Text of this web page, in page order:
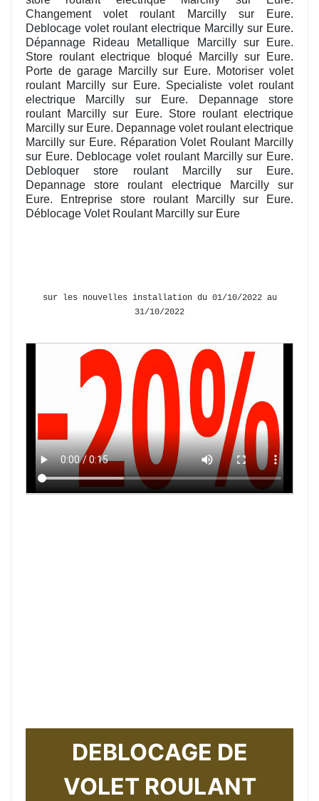
Changement volet roulant Marcilly sur Eure.
Deblocage volet roulant electrique Marcilly sur Eure.
Dépannage Rideau Metallique Marcilly sur Eure.
Store roulant electrique bloqué Marcilly sur Eure.
Porte de garage Marcilly sur Eure. Motoriser volet
roulant Marcilly sur Eure. Specialiste volet roulant
electrique Marcilly sur Eure. Depannage store
roulant Marcilly sur Eure. Store roulant electrique
Marcilly sur Eure. Depannage volet roulant electrique
Marcilly sur Eure. Réparation Volet Roulant Marcilly
sur Eure. Deblocage volet roulant Marcilly sur Eure.
Debloquer store roulant Marcilly sur Eure.
Depannage store roulant electrique Marcilly sur
Eure. Entreprise store roulant Marcilly sur Eure.
Déblocage Volet Roulant Marcilly sur Eure
sur les nouvelles installation du 01/10/2022 au
31/10/2022
DEBLOCAGE DE
VOLET ROULANT